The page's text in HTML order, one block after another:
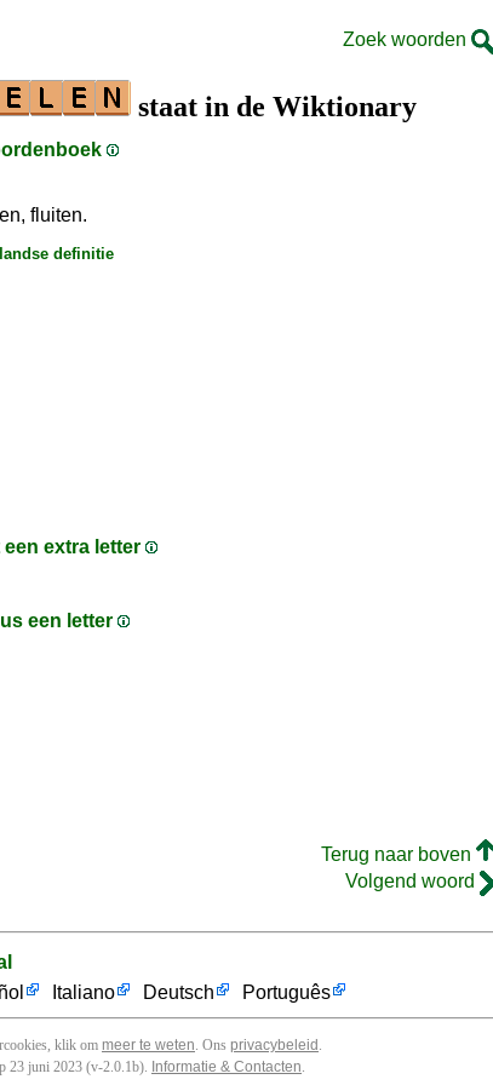
Zoek woorden
staat in de Wiktionary
fluiten.
definitie
extra letter
een letter
Terug naar boven
Volgend woord
Italiano Deutsch Português
klik om meer te weten. Ons privacybeleid .
23 juni 2023 (v-2.0.1b). Informatie & Contacten.